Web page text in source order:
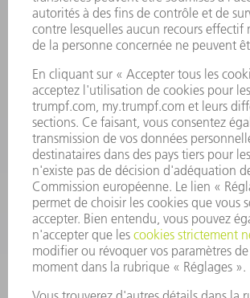
Termes et conditions
CONTACT
01 48 17 37 73
Lun - Jeu 08:00h - 16:30h
Ven 08:00h - 12:30h
outillages@fr.TRUMPF.com
CONTACT
Pièces Détachées
01 48 17 37 57
Lun – Ven 8:30h - 17:30h
pieces.detachees@trumpf.com